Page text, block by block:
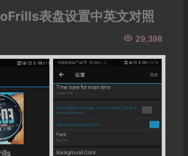
表盘设置中英文对照
29,398